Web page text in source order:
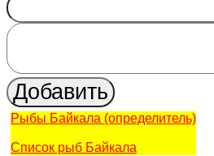
Рыбы Байкала (определитель)
Список рыб Байкала